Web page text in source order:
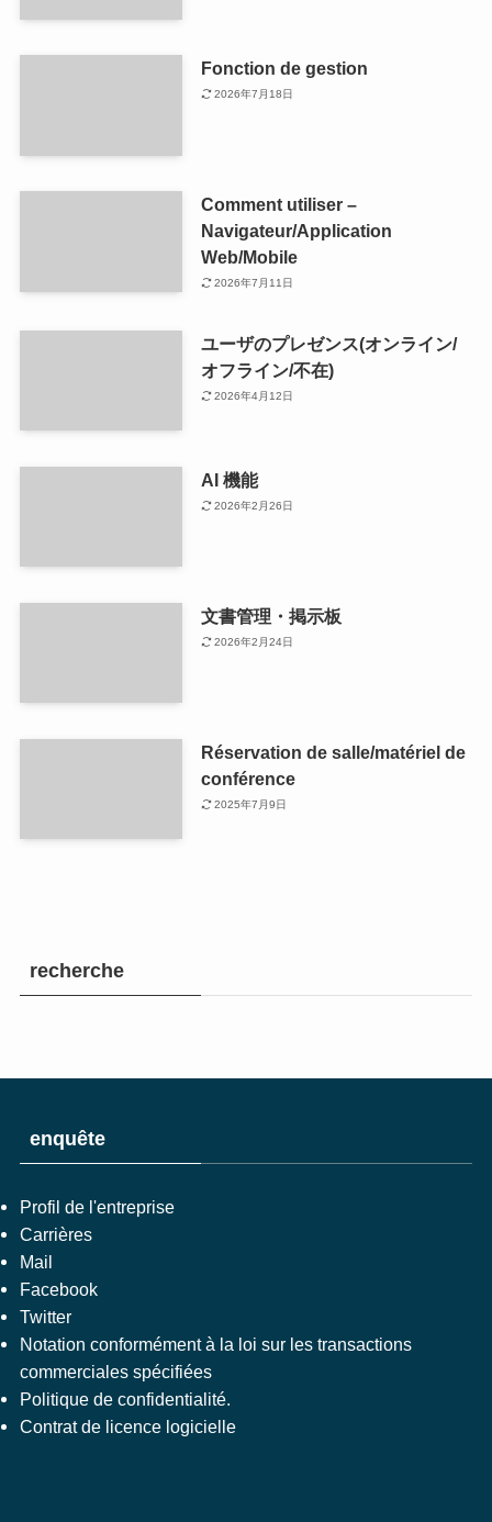
Fonction de gestion
2026年7月18日
Comment utiliser –
Navigateur/Application
Web/Mobile
2026年7月11日
ユーザのプレゼンス(オンライン/
オフライン/不在)
2026年4月12日
AI 機能
2026年2月26日
文書管理・掲示板
2026年2月24日
Réservation de salle/matériel de
conférence
2025年7月9日
recherche
enquête
Profil de l'entreprise
Carrières
Mail
Facebook
Twitter
Notation conformément à la loi sur les transactions
commerciales spécifiées
Politique de confidentialité.
Contrat de licence logicielle